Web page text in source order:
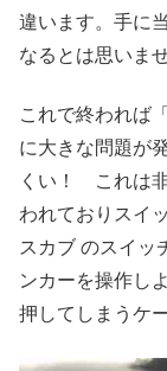
違います。手に
なるとは思いま
これで終われば
に大きな問題が
くい！ これは
われておりスイ
スカブ のスイッ
ンカーを操作し
押してしまうケ